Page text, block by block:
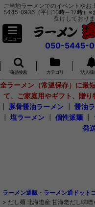
ご当地ラーメンでのイベントや
5445-0936（平日10時～17時）※
受けしており
メニュー
050-5445-
商品検索 カテゴリ 法人様
全ラーメン（常温保存）に最
て、ご家庭用やギフト、贈り
豚骨醤油ラーメン 醤油
塩ラーメン 個性派麺
発
ラーメン通販・ラーメン通ドット
> だし麺 北海道産 甘海老だし味